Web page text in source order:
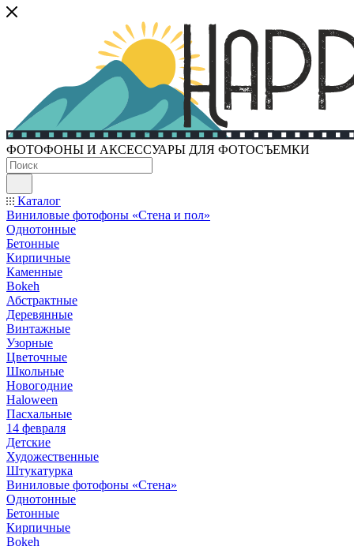
ФОТОФОНЫ И АКСЕССУАРЫ ДЛЯ ФОТОСЪЕМКИ
Каталог
Виниловые фотофоны «Стена и пол»
Однотонные
Бетонные
Кирпичные
Каменные
Bokeh
Абстрактные
Деревянные
Винтажные
Узорные
Цветочные
Школьные
Новогодние
Haloween
Пасхальные
14 февраля
Детские
Художественные
Штукатурка
Виниловые фотофоны «Стена»
Однотонные
Бетонные
Кирпичные
Bokeh